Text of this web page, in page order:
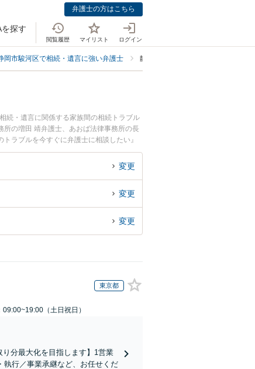
弁護士の方はこちら
探す
閲覧履歴 マイリスト ログイン
岡市駿河区で相続・遺言に強い弁護士 静岡市駿河区で遺言の真偽鑑定・遺
続・遺言に関係する家族間の相続トラブル
の増田 靖弁護士、あおば法律事務所の長
ラブルを今すぐに弁護士に相談したい』
士に相談予約したい』などでお困りの相談
変更
変更
変更
東京都
09:00~19:00（土日祝日）
り分最大化を目指します】1営業
執行／事業承継など、お任せくだ